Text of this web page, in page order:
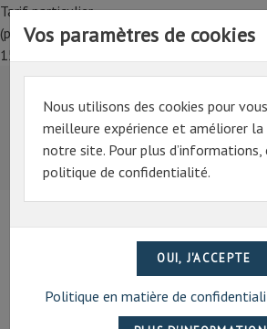
Tarif particulier,
(professionnel, connectez-vous pour
15%)
Tarif particulier,
(professionnel, connectez-vous
remise de 15%)
07 69 94 13 47
Vos paramètres de cookies
Nous utilisons des cookies pour
meilleure expérience et améliorer
notre site. Pour plus
politique de confidentialité.
Politique en matière de